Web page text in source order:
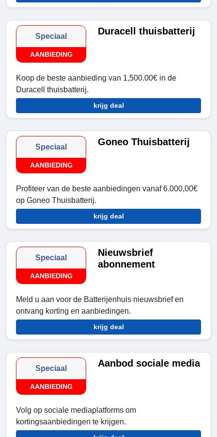
Speciaal
AANBIEDING
Duracell thuisbatterij
Koop de beste aanbieding van 1,500.00€ in de
Duracell thuisbatterij.
krijg deal
Speciaal
AANBIEDING
Goneo Thuisbatterij
Profiteer van de beste aanbiedingen vanaf 6.000,00€
op Goneo Thuisbatterij.
krijg deal
Speciaal
AANBIEDING
Nieuwsbrief
abonnement
Meld u aan voor de Batterijenhuis nieuwsbrief en
ontvang korting en aanbiedingen.
krijg deal
Speciaal
AANBIEDING
Aanbod sociale media
Volg op sociale mediaplatforms om
kortingsaanbiedingen te krijgen.